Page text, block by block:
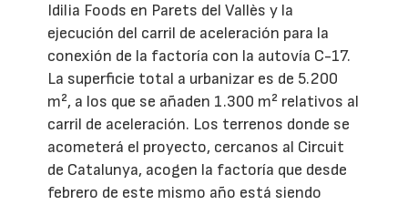
Idilia Foods en Parets del Vallès y la
ejecución del carril de aceleración para la
conexión de la factoría con la autovía C-17.
La superficie total a urbanizar es de 5.200
m², a los que se añaden 1.300 m² relativos al
carril de aceleración. Los terrenos donde se
acometerá el proyecto, cercanos al Circuit
de Catalunya, acogen la factoría que desde
febrero de este mismo año está siendo